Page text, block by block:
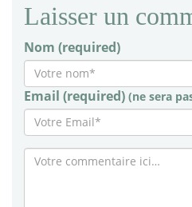
Laisser un
Nom (required)
Email (required) (ne sera